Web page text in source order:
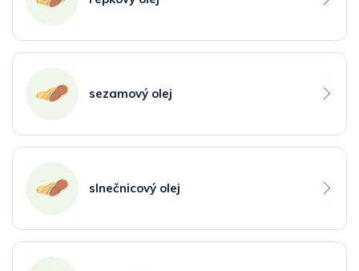
sezamový olej
slnečnicový olej